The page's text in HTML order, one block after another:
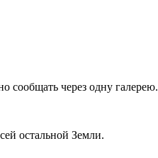
сообщать через одну галерею.
остальной Земли.